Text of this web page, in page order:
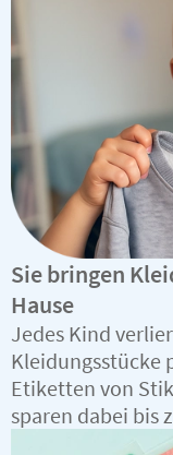
Sie bringen
Hause
Jedes Kind
Kleidungsstücke
Etiketten von
sparen dabei bis